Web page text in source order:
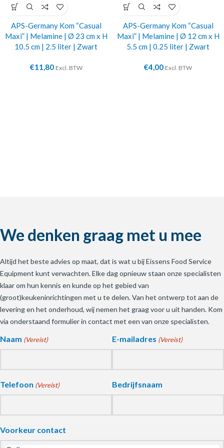
APS-Germany Kom “Casual
Maxi” | Melamine | Ø 23 cm x H
10.5 cm | 2.5 liter | Zwart
€11,80 Excl. BTW
APS-Germany Kom “Casual
Maxi” | Melamine | Ø 12 cm x H
5.5 cm | 0.25 liter | Zwart
€4,00 Excl. BTW
We denken graag met u mee
Altijd het beste advies op maat, dat is wat u bij Eissens Food Service
Equipment kunt verwachten. Elke dag opnieuw staan onze specialisten
klaar om hun kennis en kunde op het gebied van
(groot)keukeninrichtingen met u te delen. Van het ontwerp tot aan de
levering en het onderhoud, wij nemen het graag voor u uit handen. Kom
via onderstaand formulier in contact met een van onze specialisten.
Naam (Vereist) E-mailadres (Vereist)
Telefoon (Vereist) Bedrijfsnaam
Voorkeur contact